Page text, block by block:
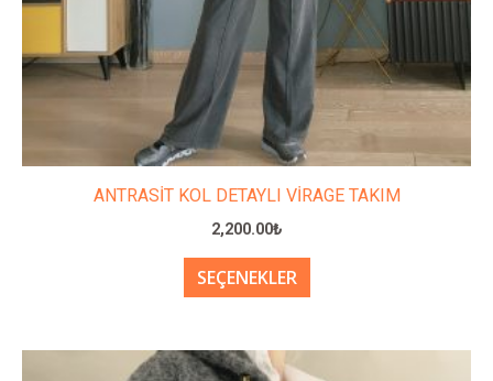
ANTRASİT KOL DETAYLI VİRAGE TAKIM
2,200.00₺
SEÇENEKLER
seçilebilir